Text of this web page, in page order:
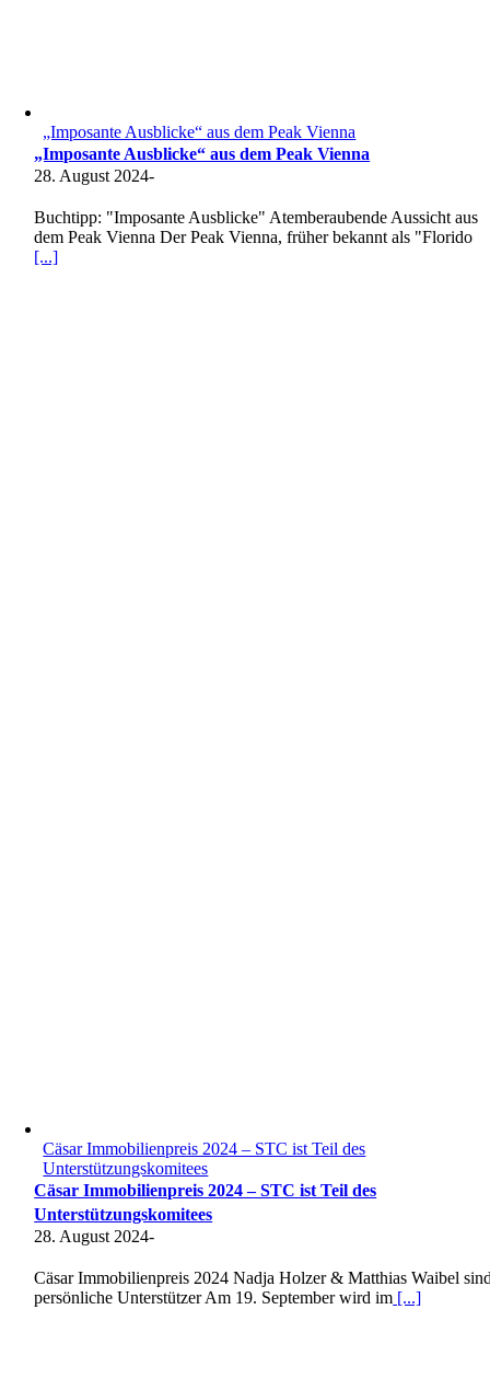
„Imposante Ausblicke“ aus dem Peak Vienna
„Imposante Ausblicke“ aus dem Peak Vienna
28. August 2024-
Buchtipp: "Imposante Ausblicke" Atemberaubende Aussicht aus
dem Peak Vienna Der Peak Vienna, früher bekannt als "Florido
[...]
Cäsar Immobilienpreis 2024 – STC ist Teil des
Unterstützungskomitees
Cäsar Immobilienpreis 2024 – STC ist Teil des
Unterstützungskomitees
28. August 2024-
Cäsar Immobilienpreis 2024 Nadja Holzer & Matthias Waibel
persönliche Unterstützer Am 19. September wird im [...]